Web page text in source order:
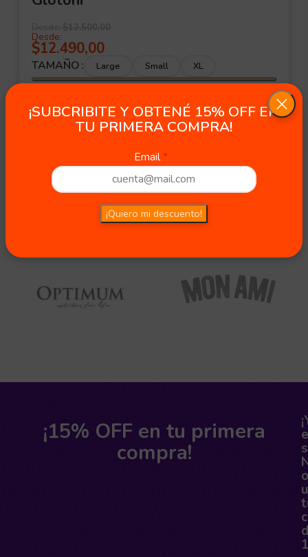
¡SUBCRIBITE Y OBTENÉ 15% OFF EN
TU PRIMERA COMPRA!
Email
¡Quiero mi descuento!
Desde:
$12.490,00
TAMAÑO Large Small XL
¡15% OFF en tu primera
compra!